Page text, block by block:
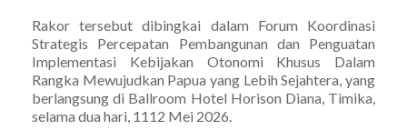
Rakor tersebut dibingkai dalam Forum Koordinasi
Strategis Percepatan Pembangunan dan Penguatan
Implementasi Kebijakan Otonomi Khusus Dalam
Rangka Mewujudkan Papua yang Lebih Sejahtera, yang
berlangsung di Ballroom Hotel Horison Diana, Timika,
selama dua hari, 1112 Mei 2026.